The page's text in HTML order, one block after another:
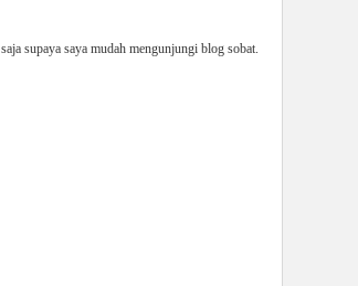
saja supaya saya mudah mengunjungi blog sobat.